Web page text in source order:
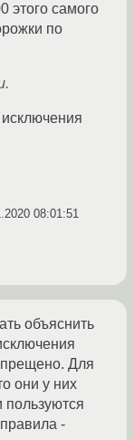
этого самого
по
08:01:51
объяснить
Для
они у них
пользуются
-